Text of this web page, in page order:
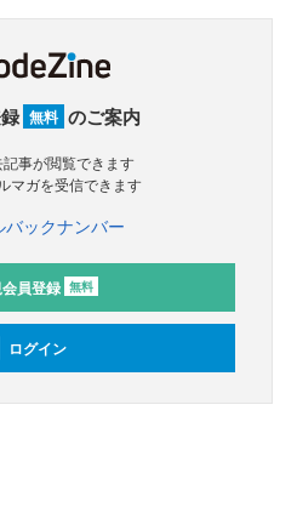
無料 のご案内
記事が閲覧できます
マガを受信できます
バックナンバー
員登録 無料
ログイン